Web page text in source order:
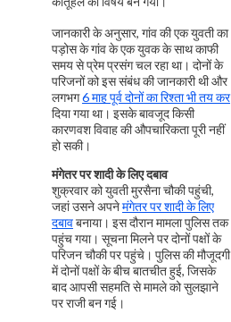
जानकारी के अनुसार, गांव की एक युवती का
पड़ोस के गांव के एक युवक के साथ काफी
समय से प्रेम प्रसंग चल रहा था। दोनों के
परिजनों को इस संबंध की जानकारी थी और
लगभग6 माह पूर्व दोनों का रिश्ता भी तय कर
दिया गया था। इसके बावजूद किसी
कारणवश विवाह की औपचारिकता पूरी नहीं
हो सकी।
मंगेतर पर शादी के लिए दबाव
शुक्रवार को युवती मुरसैना चौकी पहुंची,
जहां उसने अपनेमंगेतर पर शादी के लिए
दबावबनाया। इस दौरान मामला पुलिस तक
पहुंच गया। सूचना मिलने पर दोनों पक्षों के
परिजन चौकी पर पहुंचे। पुलिस की मौजूदगी
में दोनों पक्षों के बीच बातचीत हुई, जिसके
बाद आपसी सहमति से मामले को सुलझाने
पर राजी बन गई।